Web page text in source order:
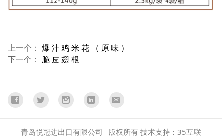
上一个： 爆 汁 鸡 米 花 （ 原 味 ）
下一个： 脆 皮 翅 根
青岛悦冠进出口有限公司 版权所有 技术支持：35互联